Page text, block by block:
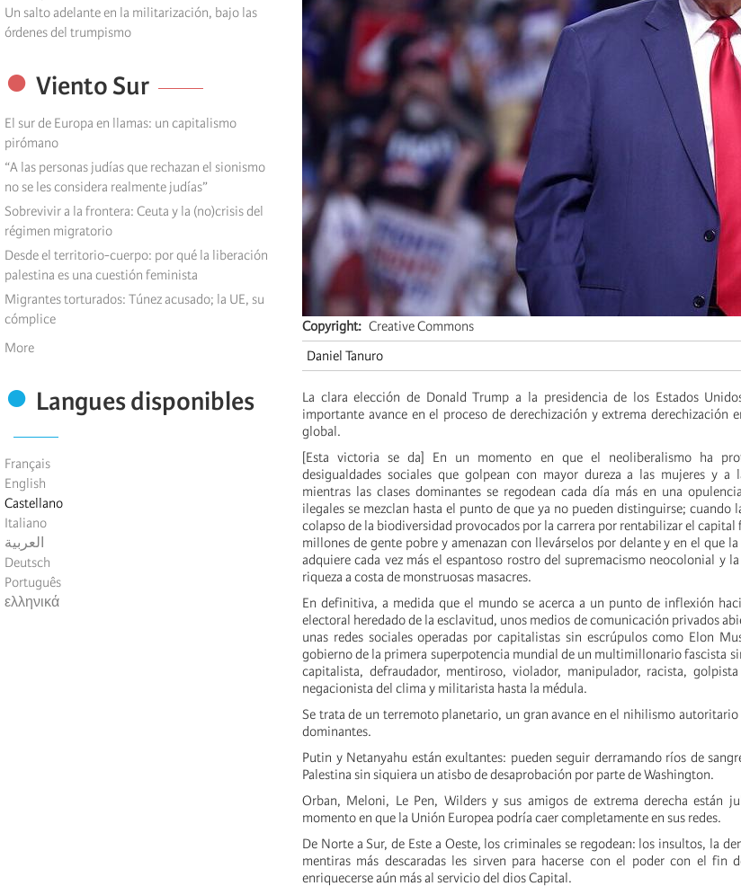
Un salto adelante en la militarización, bajo las
órdenes del trumpismo
Viento Sur
El sur de Europa en llamas: un capitalismo
pirómano
“A las personas judías que rechazan el sionismo
no se les considera realmente judías”
Sobrevivir a la frontera: Ceuta y la (no)crisis del
régimen migratorio
Desde el territorio-cuerpo: por qué la liberación
palestina es una cuestión feminista
Migrantes torturados: Túnez acusado; la UE, su
cómplice
More
Langues disponibles
Français
English
Castellano
Italiano
العربية
Deutsch
Português
ελληνικά
Copyright
Creative Commons
Daniel Tanuro
La clara elección de Donald Trump a la presidencia de los Estados
importante avance en el proceso de derechización y extrema derechización
global.
[Esta victoria se da] En un momento en que el neoliberalismo ha
desigualdades sociales que golpean con mayor dureza a las mujeres y a
mientras las clases dominantes se regodean cada día más en una
ilegales se mezclan hasta el punto de que ya no pueden distinguirse; cuando
colapso de la biodiversidad provocados por la carrera por rentabilizar el capital
millones de gente pobre y amenazan con llevárselos por delante y en el que
adquiere cada vez más el espantoso rostro del supremacismo neocolonial y
riqueza a costa de monstruosas masacres.
En definitiva, a medida que el mundo se acerca a un punto de inflexión
electoral heredado de la esclavitud, unos medios de comunicación privados
unas redes sociales operadas por capitalistas sin escrúpulos como Elon
gobierno de la primera superpotencia mundial de un multimillonario fascista
capitalista, defraudador, mentiroso, violador, manipulador, racista,
negacionista del clima y militarista hasta la médula.
Se trata de un terremoto planetario, un gran avance en el nihilismo autoritario
dominantes.
Putin y Netanyahu están exultantes: pueden seguir derramando ríos de
Palestina sin siquiera un atisbo de desaprobación por parte de Washington.
Orban, Meloni, Le Pen, Wilders y sus amigos de extrema derecha están
momento en que la Unión Europea podría caer completamente en sus redes.
De Norte a Sur, de Este a Oeste, los criminales se regodean: los insultos, la
mentiras más descaradas les sirven para hacerse con el poder con el fin
enriquecerse aún más al servicio del dios Capital.